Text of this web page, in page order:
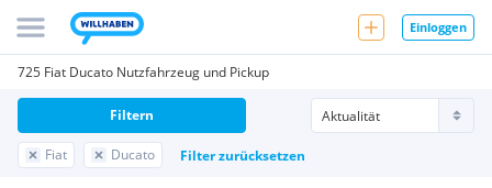
Einloggen
725 Fiat Ducato Nutzfahrzeug und Pickup
Fiat Ducato Filter zurücksetzen
Filtern